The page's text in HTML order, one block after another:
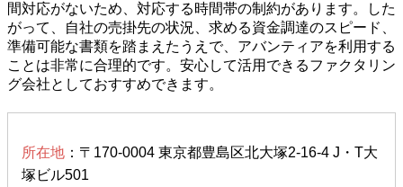
間対応がないため、対応する時間帯の制約があります。した
がって、自社の売掛先の状況、求める資金調達のスピード、
準備可能な書類を踏まえたうえで、アバンティアを利用する
ことは非常に合理的です。安心して活用できるファクタリン
グ会社としておすすめできます。
所在地 ：〒170-0004 東京都豊島区北大塚2-16-4 J・T大
塚ビル501